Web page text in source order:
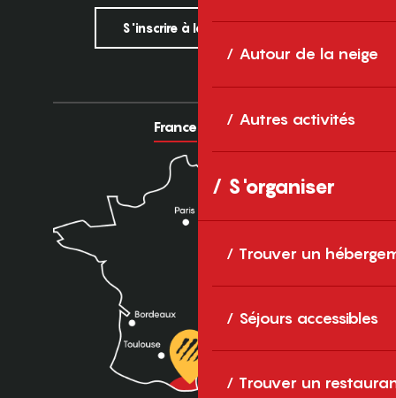
Autour de la neige
Autres activités
S'organiser
Trouver un
Séjours accessibles
Trouver un
S'inscrire à la newsletter
France Europe